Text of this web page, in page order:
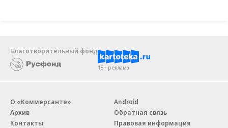
Благотворительный фонд
18+ реклама
О «Коммерсанте»
Архив
Контакты
Android
Обратная связь
Правовая информация